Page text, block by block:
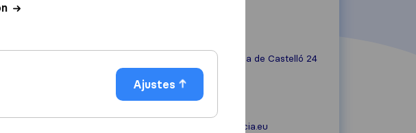
Carrer de Vilanova de Castelló 24
València
961 14 01 26
mudanzas-valencia.eu
Ajustes